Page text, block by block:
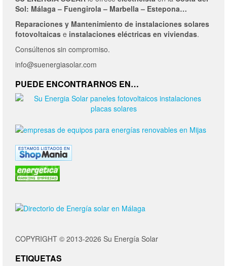
Sol: Málaga – Fuengirola – Marbella – Estepona…
Reparaciones y Mantenimiento de instalaciones solares
fotovoltaicas e instalaciones eléctricas en viviendas.
Consúltenos sin compromiso.
info@suenergiasolar.com
PUEDE ENCONTRARNOS EN…
COPYRIGHT © 2013-2026 Su Energía Solar
ETIQUETAS